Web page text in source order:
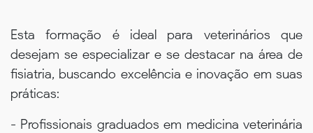
Esta formação é ideal para veterinários que
desejam se especializar e se destacar na área de
fisiatria, buscando excelência e inovação em suas
práticas:
- Profissionais graduados em medicina veterinária